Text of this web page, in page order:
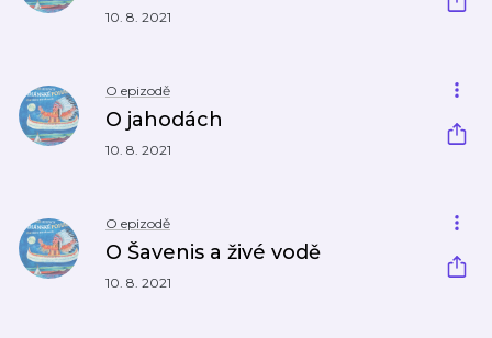
10. 8. 2021
O epizodě
O jahodách
10. 8. 2021
O epizodě
O Šavenis a živé vodě
10. 8. 2021